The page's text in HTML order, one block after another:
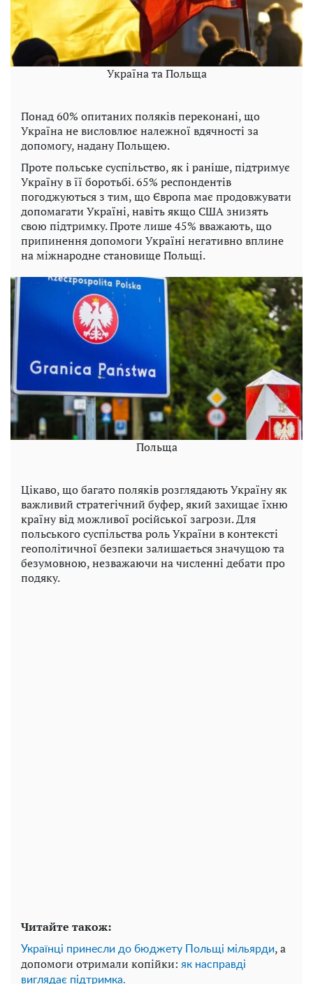
Україна та Польща
Понад 60% опитаних поляків переконані, що
Україна не висловлює належної вдячності за
допомогу, надану Польщею.
Проте польське суспільство, як і раніше, підтримує
Україну в її боротьбі. 65% респондентів
погоджуються з тим, що Європа має продовжувати
допомагати Україні, навіть якщо США знизять
свою підтримку. Проте лише 45% вважають, що
припинення допомоги Україні негативно вплине
на міжнародне становище Польщі.
Польща
Цікаво, що багато поляків розглядають Україну як
важливий стратегічний буфер, який захищає їхню
країну від можливої ​​російської загрози. Для
польського суспільства роль України в контексті
геополітичної безпеки залишається значущою та
безумовною, незважаючи на численні дебати про
подяку.
Читайте також:
Українці принесли до бюджету Польщі мільярди, а
допомоги отримали копійки: як насправді
виглядає підтримка.